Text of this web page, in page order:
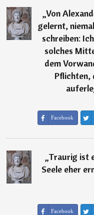
„Von
gelernt,
schreiben:
solches
dem
Pflichten,
Facebook
„Traurig ist
Seele eher
Facebook